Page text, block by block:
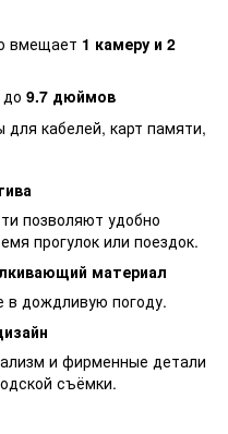
вмещает 1 камеру и 2
9.7 дюймов
кабелей, карт памяти,
позволяют удобно
прогулок или поездок.
материал
дождливую погоду.
и фирменные детали
съёмки.